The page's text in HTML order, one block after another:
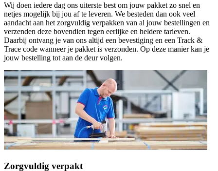
Wij doen iedere dag ons uiterste best om jouw pakket zo snel en
netjes mogelijk bij jou af te leveren. We besteden dan ook veel
aandacht aan het zorgvuldig verpakken van al jouw bestellingen en
verzenden deze bovendien tegen eerlijke en heldere tarieven.
Daarbij ontvang je van ons altijd een bevestiging en een Track &
Trace code wanneer je pakket is verzonden. Op deze manier kan je
jouw bestelling tot aan de deur volgen.
Zorgvuldig verpakt